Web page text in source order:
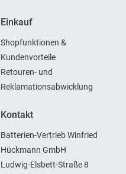
Einkauf
Shopfunktionen &
Kundenvorteile
Retouren- und
Reklamationsabwicklung
Kontakt
Batterien-Vertrieb Winfried
Hückmann GmbH
Ludwig-Elsbett-Straße 8